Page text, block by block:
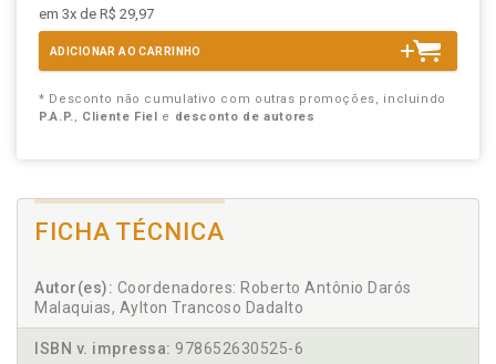
em 3x de R$ 29,97
ADICIONAR AO CARRINHO
* Desconto não cumulativo com outras promoções, incluindo
P.A.P., Cliente Fiel e desconto de autores
FICHA TÉCNICA
Autor(es): Coordenadores: Roberto Antônio Darós
Malaquias, Aylton Trancoso Dadalto
ISBN v. impressa: 978652630525-6